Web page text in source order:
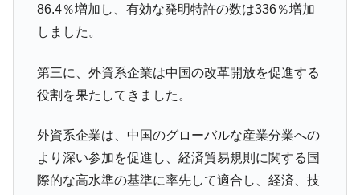
86.4％増加し、有効な発明特許の数は336％増加
しました。
第三に、外資系企業は中国の改革開放を促進する
役割を果たしてきました。
外資系企業は、中国のグローバルな産業分業への
より深い参加を促進し、経済貿易規則に関する国
際的な高水準の基準に率先して適合し、経済、技